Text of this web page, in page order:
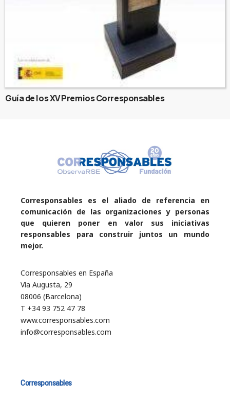
Guía de los XV Premios Corresponsables
Corresponsables es el aliado de referencia en
comunicación de las organizaciones y personas
que quieren poner en valor sus iniciativas
responsables para construir juntos un mundo
mejor.
Corresponsables en España
Vía Augusta, 29
08006 (Barcelona)
T +34 93 752 47 78
www.corresponsables.com
info@corresponsables.com
Corresponsables